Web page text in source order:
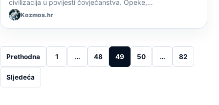
civilizacija u povijesti čovječanstva. Opeke,…
Kozmos.hr
Posts pagination
Prethodna 1 … 48 49 50 … 82
Sljedeća